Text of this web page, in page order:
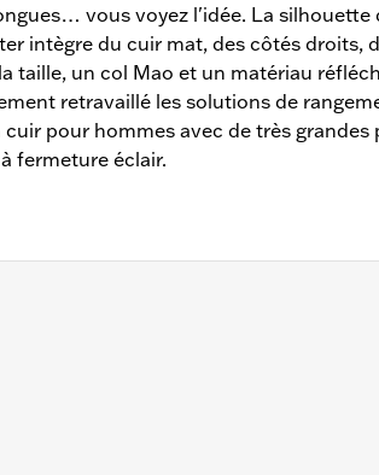
vous voyez l'idée. La silhouette
intègre du cuir mat, des côtés droits,
taille, un col Mao et un matériau
retravaillé les solutions de
cuir pour hommes avec de très grandes
fermeture éclair.
fonctionnelles: